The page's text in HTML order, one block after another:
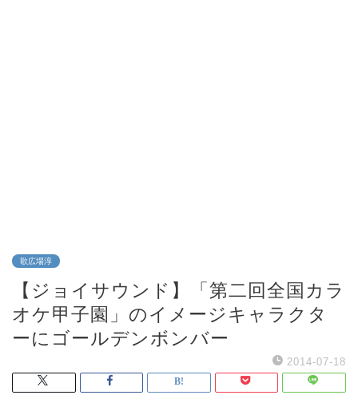
歌広場淳
【ジョイサウンド】「第二回全国カラ
オケ甲子園」のイメージキャラクタ
ーにゴールデンボンバー
2014-07-18